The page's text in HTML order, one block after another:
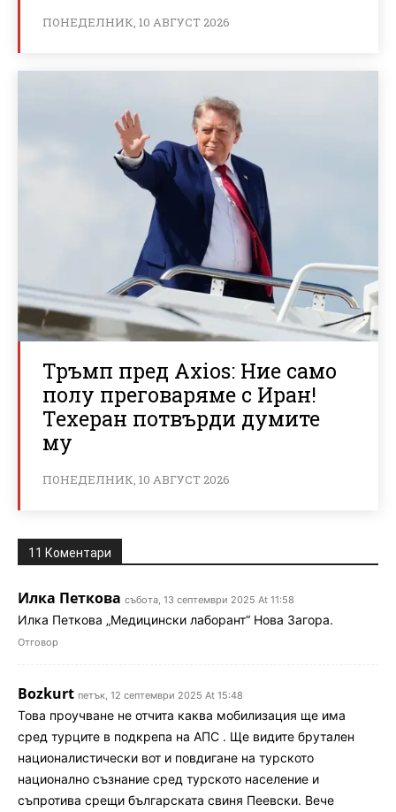
ПОНЕДЕЛНИК, 10 АВГУСТ 2026
Тръмп пред Axios: Ние само
полу преговаряме с Иран!
Техеран потвърди думите
му
ПОНЕДЕЛНИК, 10 АВГУСТ 2026
11 Коментари
Илка Петкова събота, 13 септември 2025 At 11:58
Илка Петкова „Медицински лаборант“ Нова Загора.
Отговор
Bozkurt петък, 12 септември 2025 At 15:48
Това проучване не отчита каква мобилизация ще има
сред турците в подкрепа на АПС . Ще видите брутален
националистически вот и повдигане на турското
национално съзнание сред турското население и
съпротива срещи българската свиня Пеевски. Вече